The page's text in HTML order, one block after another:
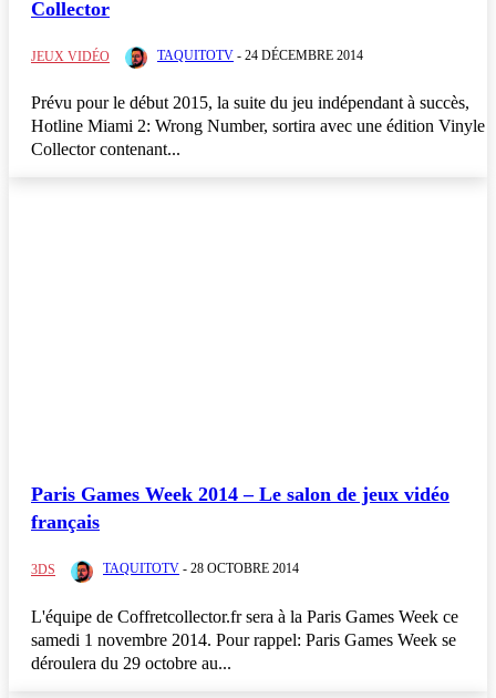
Collector
JEUX VIDÉO TAQUITOTV - 24 DÉCEMBRE 2014
Prévu pour le début 2015, la suite du jeu indépendant à succès,
Hotline Miami 2: Wrong Number, sortira avec une édition Vinyle
Collector contenant...
Paris Games Week 2014 – Le salon de jeux vidéo
français
3DS TAQUITOTV - 28 OCTOBRE 2014
L'équipe de Coffretcollector.fr sera à la Paris Games Week ce
samedi 1 novembre 2014. Pour rappel: Paris Games Week se
déroulera du 29 octobre au...